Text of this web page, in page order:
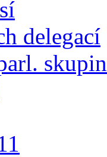
delegací
skupin